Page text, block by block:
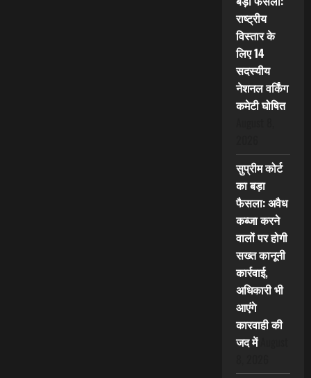
राष्ट्रीय
विस्तार के
लिए 14
सदस्यीय
नेशनल वर्किंग
कमेटी घोषित
सुप्रीम कोर्ट
का बड़ा
फैसला: अवैध
कब्जा करने
वालों पर होगी
सख्त कानूनी
कार्रवाई,
अधिकारी भी
आएंगे
कारवाही की
जद में